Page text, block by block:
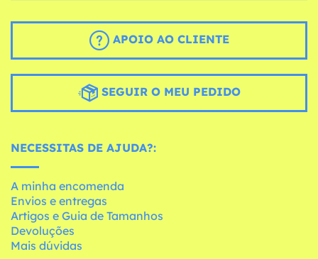
APOIO AO CLIENTE
SEGUIR O MEU PEDIDO
NECESSITAS DE AJUDA?:
A minha encomenda
Envios e entregas
Artigos e Guia de Tamanhos
Devoluções
Mais dúvidas